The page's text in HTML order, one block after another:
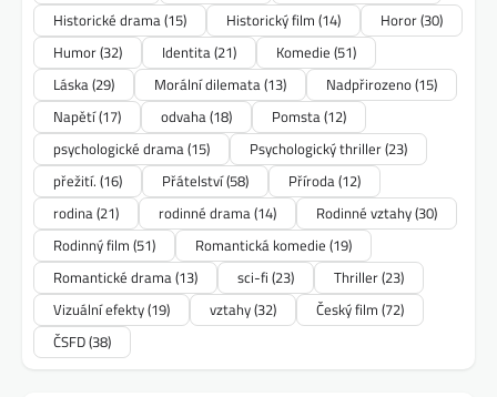
Historické drama(15) Historický film (14) Horor(30)
Humor(32) Identita(21) Komedie (51)
Láska(29) Morální dilemata(13) Nadpřirozeno(15)
Napětí(17) odvaha(18) Pomsta(12)
psychologické drama(15) Psychologický thriller(23)
přežití. (16) Přátelství(58) Příroda(12)
rodina(21) rodinné drama(14) Rodinné vztahy(30)
Rodinný film (51) Romantická komedie (19)
Romantické drama(13) sci-fi (23) Thriller(23)
Vizuální efekty(19) vztahy(32) Český film (72)
ČSFD(38)